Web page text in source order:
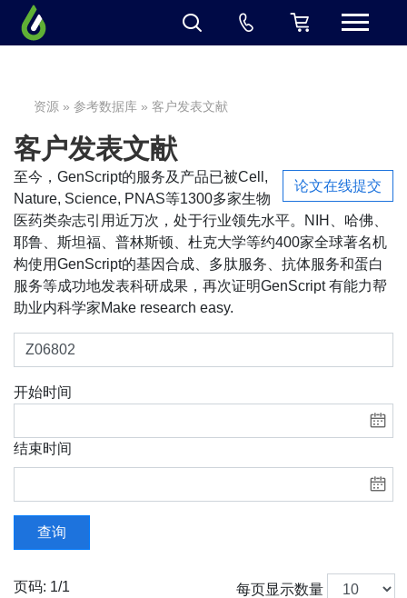
资源 »参考数据库 » 客户发表文献
客户发表文献
论文在线提交
至今，GenScript的服务及产品已被Cell,
Nature, Science, PNAS等1300多家生物
医药类杂志引用近万次，处于行业领先水平。NIH、哈佛、
耶鲁、斯坦福、普林斯顿、杜克大学等约400家全球著名机
构使用GenScript的基因合成、多肽服务、抗体服务和蛋白
服务等成功地发表科研成果，再次证明GenScript 有能力帮
助业内科学家Make research easy.
开始时间
结束时间
查询
页码: 1/1 每页显示数量